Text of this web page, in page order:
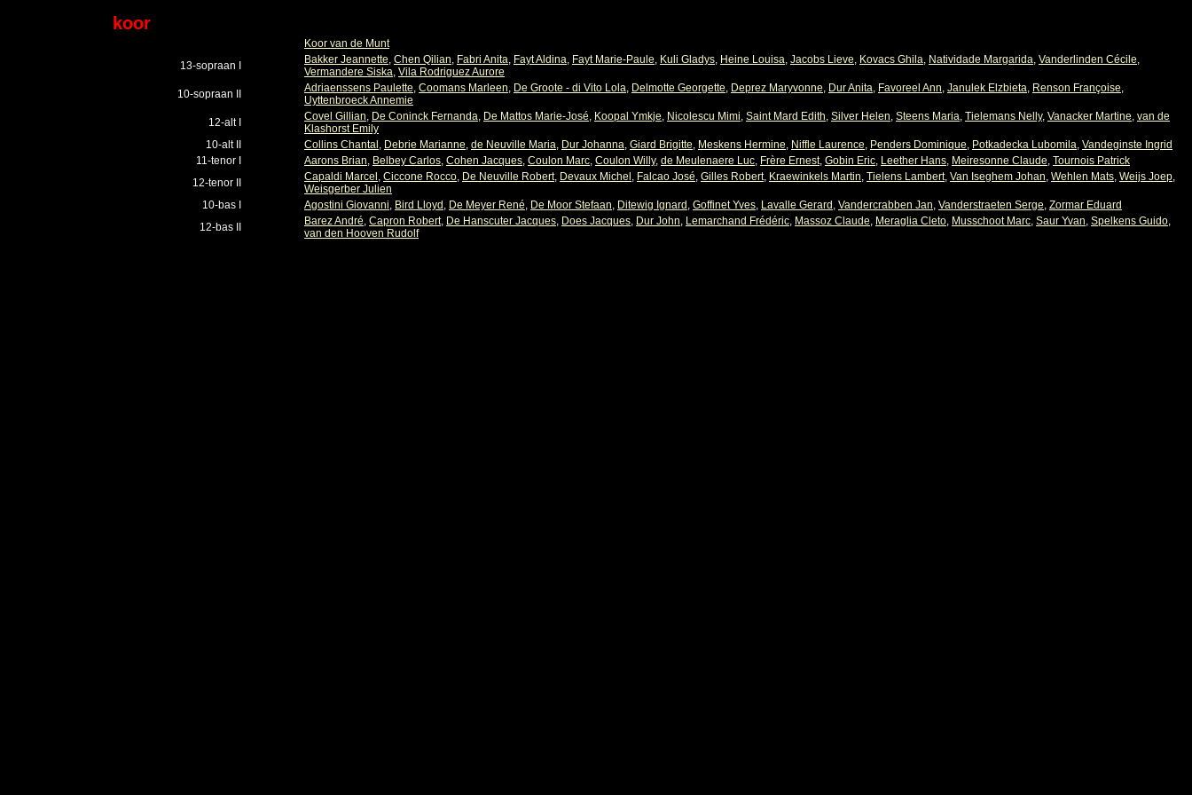
koor
Koor van de Munt
13-sopraan I
Bakker Jeannette, Chen Qilian, Fabri Anita, Fayt Aldina, Fayt Marie-Paule, Kuli Gladys, Heine Louisa, Jacobs Lieve, Kovacs Ghila, Natividade Margarida, Vanderlinden Cécile,
Vermandere Siska, Vila Rodriguez Aurore
10-sopraan II
Adriaenssens Paulette, Coomans Marleen, De Groote - di Vito Lola, Delmotte Georgette, Deprez Maryvonne, Dur Anita, Favoreel Ann, Janulek Elzbieta, Renson Françoise,
Uyttenbroeck Annemie
12-alt I
Covel Gillian, De Coninck Fernanda, De Mattos Marie-José, Koopal Ymkje, Nicolescu Mimi, Saint Mard Edith, Silver Helen, Steens Maria, Tielemans Nelly, Vanacker Martine, van de
Klashorst Emily
10-alt II
Collins Chantal , Debrie Marianne, de Neuville Maria, Dur Johanna, Giard Brigitte, Meskens Hermine, Niffle Laurence, Penders Dominique, Potkadecka Lubomila, Vandeginste Ingrid
11-tenor I
Aarons Brian, Belbey Carlos, Cohen Jacques, Coulon Marc, Coulon Willy, de Meulenaere Luc, Frère Ernest, Gobin Eric, Leether Hans, Meiresonne Claude, Tournois Patrick
12-tenor II
Capaldi Marcel , Ciccone Rocco, De Neuville Robert, Devaux Michel , Falcao José, Gilles Robert, Kraewinkels Martin, Tielens Lambert, Van Iseghem Johan, Wehlen Mats, Weijs Joep,
Weisgerber Julien
10-bas I
Agostini Giovanni, Bird Lloyd , De Meyer René, De Moor Stefaan, Ditewig Ignard , Goffinet Yves, Lavalle Gerard , Vandercrabben Jan, Vanderstraeten Serge, Zormar Eduard
12-bas II
Barez André, Capron Robert, De Hanscuter Jacques, Does Jacques, Dur John, Lemarchand Frédéric, Massoz Claude, Meraglia Cleto, Musschoot Marc, Saur Yvan, Spelkens Guido,
van den Hooven Rudolf